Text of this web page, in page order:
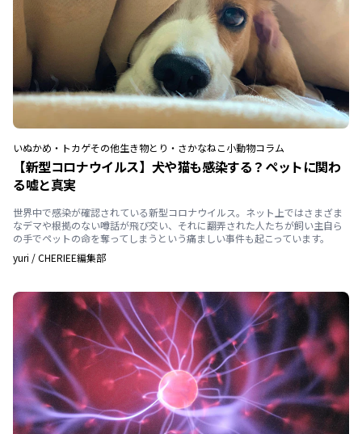
いぬかめ・トカゲその他生き物とり・さかなねこ小動物コラム
【新型コロナウイルス】犬や猫も感染する？ペットに関わ
る嘘と真実
世界中で感染が確認されている新型コロナウイルス。ネット上ではさまざま
なデマや根拠のない噂話が飛び交い、それに翻弄された人たちが飼い主自ら
の手でペットの命を奪ってしまうという痛ましい事件も起こっています。
yuri /CHERIEE編集部